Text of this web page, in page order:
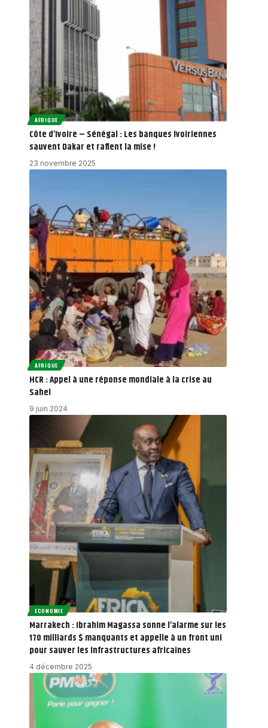
AFRIQUE
Côte d’Ivoire – Sénégal : Les banques ivoiriennes
sauvent Dakar et raflent la mise !
23 novembre 2025
AFRIQUE
HCR : Appel à une réponse mondiale à la crise au
Sahel
9 juin 2024
ECONOMIE
Marrakech : Ibrahim Magassa sonne l’alarme sur les
170 milliards $ manquants et appelle à un front uni
pour sauver les infrastructures africaines
4 décembre 2025